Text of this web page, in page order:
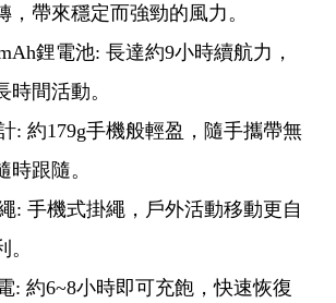
，帶來穩定而強勁的風力。
鋰電池: 長達約9小時續航力，
時間活動。
: 約179g手機般輕盈，隨手攜帶無
時跟隨。
: 手機式掛繩，戶外活動移動更自
: 約6~8小時即可充飽，快速恢復